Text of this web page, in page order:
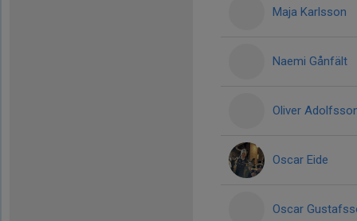
Maja Karlsson
Naemi Gånfält
Oliver
Oscar Eide
Oscar